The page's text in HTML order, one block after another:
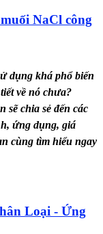
NaCl công
dụng khá phổ biến
về nó chưa?
sẽ chia sẻ đến các
ứng dụng, giá
cùng tìm hiểu ngay
Loại - Ứng